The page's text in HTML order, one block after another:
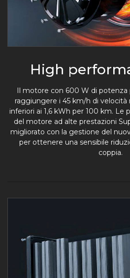
High
Il motore con 600 W di
raggiungere i 45 km/h di
inferiori ai 1,6 kWh per 100 km.
del motore ad alte prestazioni
migliorato con la gestione del
per ottenere una sensibile
coppia.